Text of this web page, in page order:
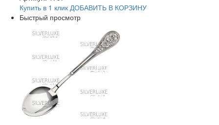
Купить в 1 клик ДОБАВИТЬ В КОРЗИНУ
Быстрый просмотр